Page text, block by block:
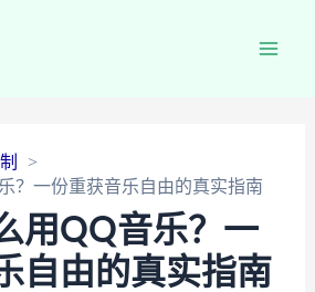
？一份重获音乐自由的真实指南
用QQ音乐？一
自由的真实指南